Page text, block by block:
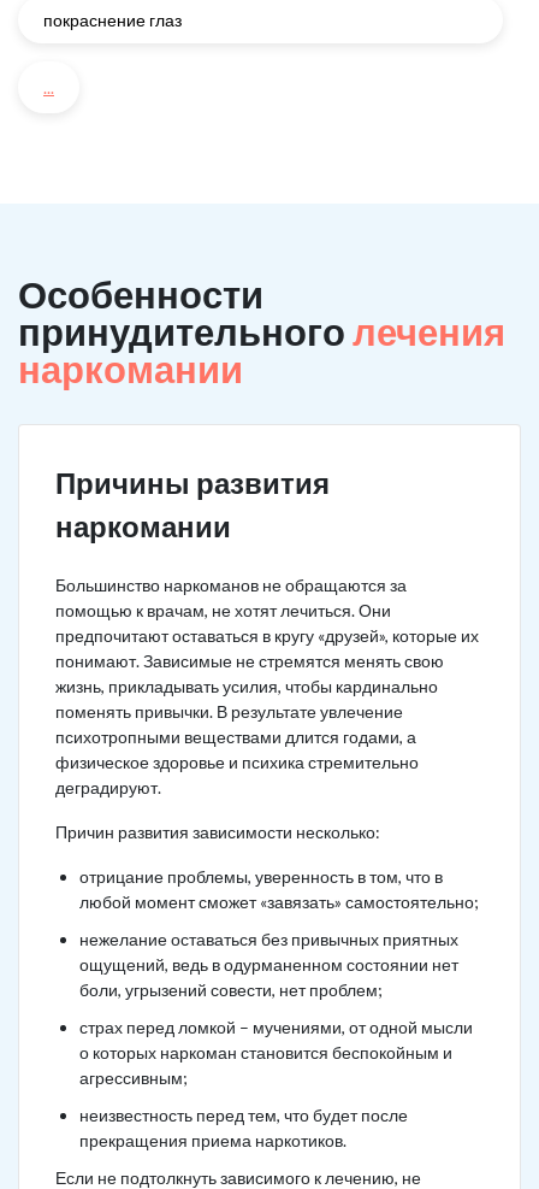
покраснение глаз
...
Особенности
принудительноголечения
наркомании
Причины развития
наркомании
Большинство наркоманов не обращаются за
помощью к врачам, не хотят лечиться. Они
предпочитают оставаться в кругу «друзей», которые их
понимают. Зависимые не стремятся менять свою
жизнь, прикладывать усилия, чтобы кардинально
поменять привычки. В результате увлечение
психотропными веществами длится годами, а
физическое здоровье и психика стремительно
деградируют.
Причин развития зависимости несколько:
отрицание проблемы, уверенность в том, что в
любой момент сможет «завязать» самостоятельно;
нежелание оставаться без привычных приятных
ощущений, ведь в одурманенном состоянии нет
боли, угрызений совести, нет проблем;
страх перед ломкой – мучениями, от одной мысли
о которых наркоман становится беспокойным и
агрессивным;
неизвестность перед тем, что будет после
прекращения приема наркотиков.
Если не подтолкнуть зависимого к лечению, не